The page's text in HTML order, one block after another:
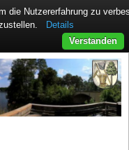
die Nutzererfahrung zu
Details
Verstanden